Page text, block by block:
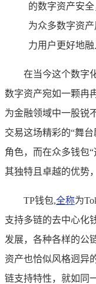
的数字资产安
为众多数字资产
力用户更好地融
在当今这个数字
数字资产宛如一颗冉
为金融领域中一股锐
交易这场精彩的“舞
角色，而在众多钱包
其独特且卓越的优势
TP钱包,全称为
支持多链的去中心化
发展，各种各样的公
资产也恰似风格迥异
链支持特性，就如同